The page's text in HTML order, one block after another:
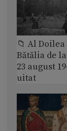
📁 Al
Bătălia de
23 august
uitat